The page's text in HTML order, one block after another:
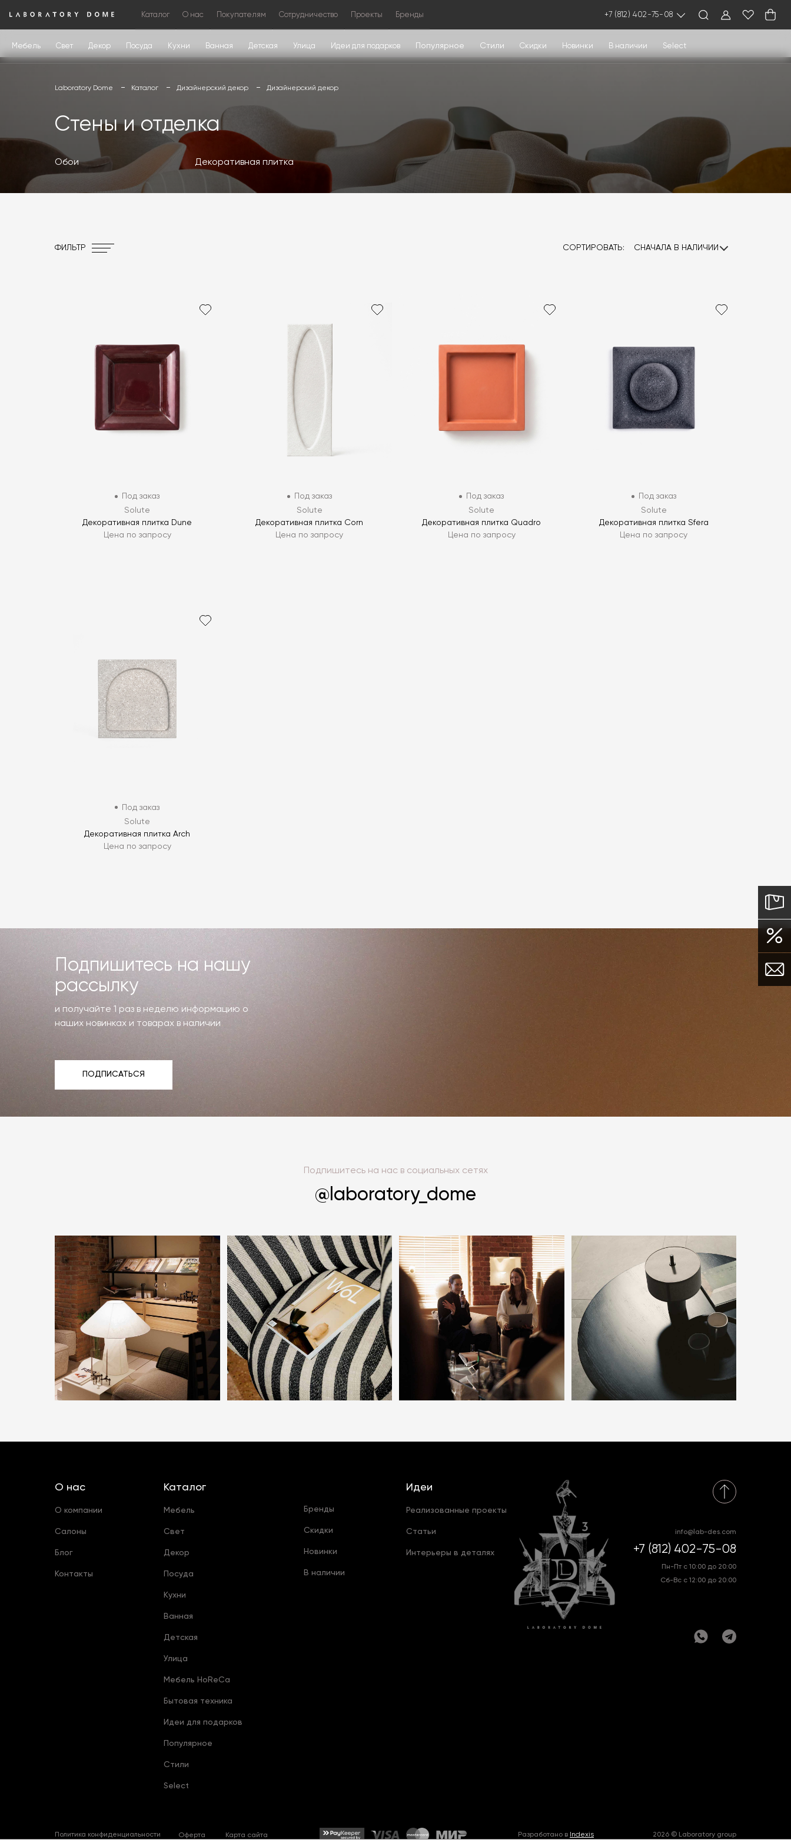
Каталог О нас Покупателям Сотрудничество Проекты Бренды +7 (812) 402-75-08
Мебель Свет Декор Посуда Кухни Ванная Детская Улица Идеи для подарков Популярное Стили Скидки Новинки В наличии Select
Laboratory Dome Каталог Дизайнерский декор Дизайнерский декор
Стены и отделка
Обои Декоративная плитка
ФИЛЬТР СОРТИРОВАТЬ: СНАЧАЛА В НАЛИЧИИ
Под заказ
Solute
Декоративная плитка Dune
Цена по запросу
Под заказ
Solute
Декоративная плитка Corn
Цена по запросу
Под заказ
Solute
Декоративная плитка Quadro
Цена по запросу
Под заказ
Solute
Декоративная плитка Sfera
Цена по запросу
Под заказ
Solute
Декоративная плитка Arch
Цена по запросу
Подпишитесь на нашу
рассылку
и получайте 1 раз в неделю информацию о
наших новинках и товарах в наличии
ПОДПИСАТЬСЯ
Подпишитесь на нас в социальных сетях
@laboratory_dome
О нас
О компании
Салоны
Блог
Контакты
Каталог
Мебель
Свет
Декор
Посуда
Кухни
Ванная
Детская
Улица
Мебель HoReCa
Бытовая техника
Идеи для подарков
Популярное
Стили
Select
Идеи
Реализованные проекты
Статьи
Интерьеры в деталях
Бренды
Скидки
Новинки
В наличии
info@lab-des.com
+7 (812) 402-75-08
Пн-Пт с 10:00 до 20:00
Сб-Вс с 12:00 до 20:00
Политика конфиденциальности Оферта Карта сайта Разработано в Indexis 2026 © Laboratory group